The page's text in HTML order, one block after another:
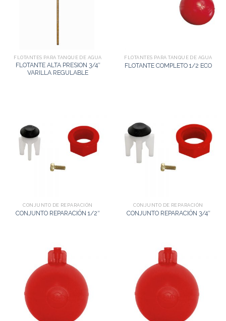
FLOTANTES PARA TANQUE DE AGUA
FLOTANTE ALTA PRESION 3/4″
VARILLA REGULABLE
FLOTANTES PARA TANQUE DE AGUA
FLOTANTE COMPLETO 1/2 ECO
CONJUNTO DE REPARACIÓN
CONJUNTO REPARACIÓN 1/2″
CONJUNTO DE REPARACIÓN
CONJUNTO REPARACIÓN 3/4″